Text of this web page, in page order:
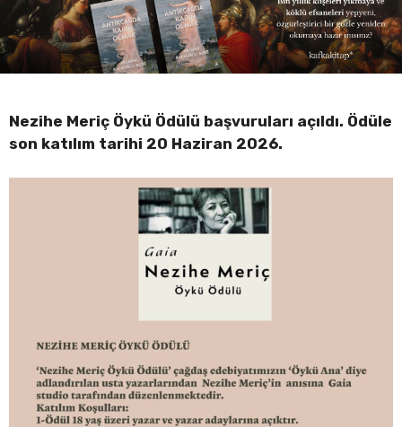
Nezihe Meriç Öykü Ödülü başvuruları açıldı. Ödüle
son katılım tarihi 20 Haziran 2026.